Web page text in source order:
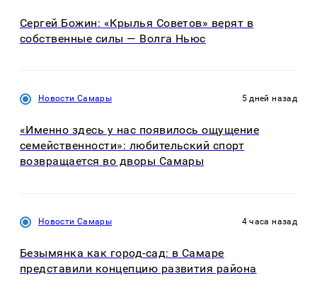
Сергей Божин: «Крылья Советов» верят в
собственные силы — Волга Ньюс
Новости Самары 5 дней назад
«Именно здесь у нас появилось ощущение
семейственности»: любительский спорт
возвращается во дворы Самары
Новости Самары 4 часа назад
Безымянка как город-сад: в Самаре
представили концепцию развития района